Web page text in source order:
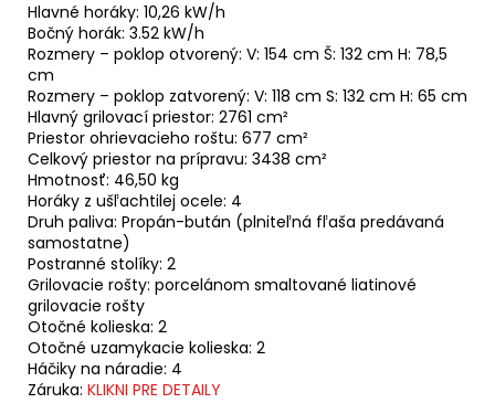
Hlavné horáky: 10,26 kW/h
Bočný horák: 3.52 kW/h
Rozmery – poklop otvorený: V: 154 cm Š: 132 cm H: 78,5
cm
Rozmery – poklop zatvorený: V: 118 cm S: 132 cm H: 65 cm
Hlavný grilovací priestor: 2761 cm²
Priestor ohrievacieho roštu: 677 cm²
Celkový priestor na prípravu: 3438 cm²
Hmotnosť: 46,50 kg
Horáky z ušľachtilej ocele: 4
Druh paliva: Propán-bután (plniteľná fľaša predávaná
samostatne)
Postranné stolíky: 2
Grilovacie rošty: porcelánom smaltované liatinové
grilovacie rošty
Otočné kolieska: 2
Otočné uzamykacie kolieska: 2
Háčiky na náradie: 4
Záruka: KLIKNI PRE DETAILY